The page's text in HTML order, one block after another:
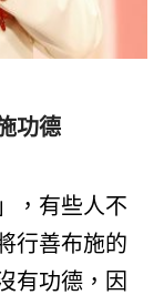
功德
，有些人不
行善布施的
有功德，因